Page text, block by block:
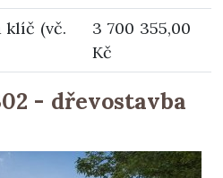
klíč (vč.
3 700 355,00
Kč
- dřevostavba